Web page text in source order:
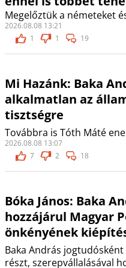
Megelőztük a németeket
2026.08.08 13:21
1
1 19
Mi Hazánk: Baka
alkalmatlan az
tisztségre
Továbbra is Tóth Máté
2026.08.08 13:07
7
2 18
Bóka János: Baka
hozzájárul Magyar
önkényének
Baka András
részt, szerepvállalásával